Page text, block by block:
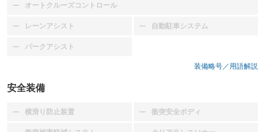
オートクルーズコントロール
：装備なし
レーンアシスト
：装備なし 自動駐車システム
：装備なし
パークアシスト
：装備なし
装備略号／用語解説
安全装備
横滑り防止装置
：装備なし 衝突安全ボディ
：装備なし